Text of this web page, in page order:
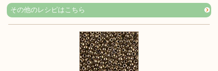
その他のレシピはこちら